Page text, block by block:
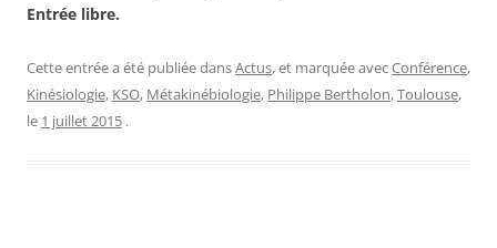
Entrée libre.
Cette entrée a été publiée dansActus, et marquée avecConférence,
Kinésiologie, KSO, Métakinébiologie, Philippe Bertholon,Toulouse,
le 1 juillet 2015 .